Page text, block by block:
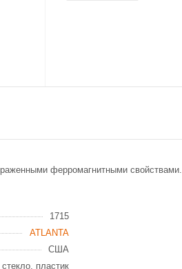
ферромагнитными свойствами.
1715
ATLANTA
США
стекло, пластик